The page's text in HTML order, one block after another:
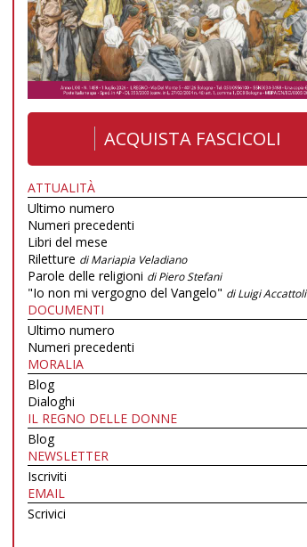
ACQUISTA FASCICOLI
ATTUALITÀ
Ultimo numero
Numeri precedenti
Libri del mese
Riletture di Mariapia Veladiano
Parole delle religioni di Piero Stefani
"Io non mi vergogno del Vangelo" di Luigi Accattoli
DOCUMENTI
Ultimo numero
Numeri precedenti
MORALIA
Blog
Dialoghi
IL REGNO DELLE DONNE
Blog
NEWSLETTER
Iscriviti
EMAIL
Scrivici